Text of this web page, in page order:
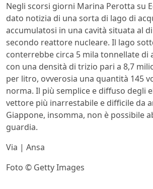
Negli scorsi giorni Marina Perotta su
dato notizia di una sorta di lago di
accumulatosi in una cavità situata al
secondo reattore nucleare. Il lago
conterrebbe circa 5 mila tonnellate di
con una densità di trizio pari a 8,7
per litro, ovverosia una quantità 145
norma. Il più semplice e diffuso degli
vettore più inarrestabile e difficile da
Giappone, insomma, non è possibile
guardia.
Via | Ansa
Foto © Getty Images